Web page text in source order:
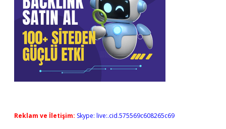
Reklam ve İletişim: Skype: live:.cid.575569c608265c69